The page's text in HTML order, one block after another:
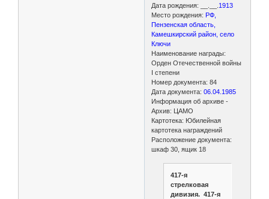
Дата рождения: __.__. 1913
Место рождения: РФ,
Пензенская область,
Камешкирский район, село
Ключи
Наименование награды:
Орден Отечественной войны
I степени
Номер документа: 84
Дата документа:06.04.1985
Информация об архиве -
Архив: ЦАМО
Картотека: Юбилейная
картотека награждений
Расположение документа:
шкаф 30, ящик 18
417-я
стрелковая
дивизия. 417-я